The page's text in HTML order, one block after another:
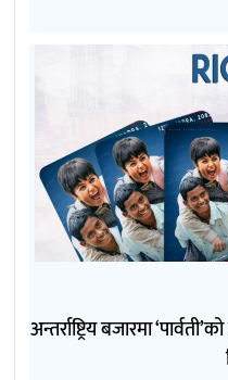
अन्तर्राष्ट्रिय बजारमा